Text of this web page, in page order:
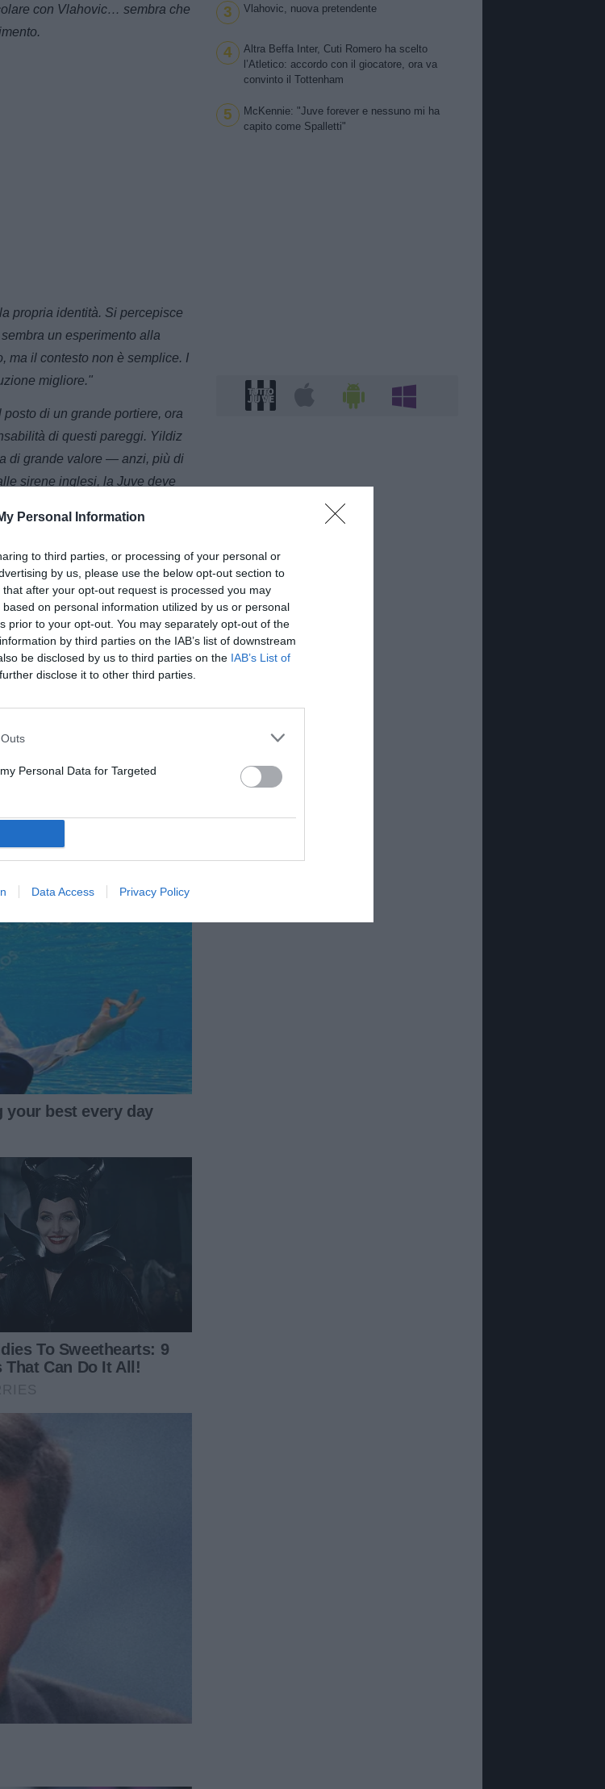
Personal Information
to third parties, or processing of your personal or
by us, please use the below opt-out section to
after your opt-out request is processed you may
on personal information utilized by us or personal
prior to your opt-out. You may separately opt-out of the
by third parties on the IAB’s list of downstream
be disclosed by us to third parties on the IAB’s List of
disclose it to other third parties.
Personal Data for Targeted
Data Access Privacy Policy
con Vlahovic… sembra che
propria identità. Si percepisce
un esperimento alla
ma il contesto non è semplice. I
migliore."
di un grande portiere, ora
di questi pareggi. Yildiz
di grande valore — anzi, più di
sirene inglesi, la Juve deve
è questo l’aspetto più
Zhegrova non vuole partire. Sorloth sul
3 Vlahovic, nuova pretendente
4
Altra Beffa Inter, Cuti Romero ha scelto
l’Atletico: accordo con il giocatore, ora va
convinto il Tottenham
5
McKennie: "Juve forever e nessuno mi ha
capito come Spalletti"